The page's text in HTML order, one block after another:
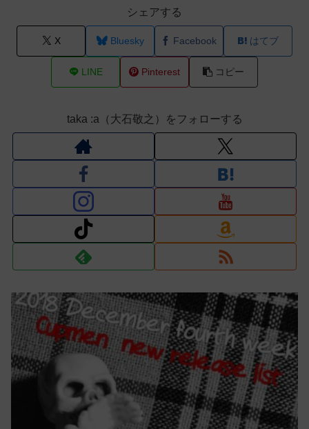
シェアする
X Bluesky Facebook はてブ
LINE Pinterest コピー
taka :a（大石敬之）をフォローする